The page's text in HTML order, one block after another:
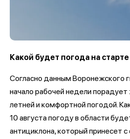
Какой будет погода на
Согласно данным Воронежского
начало рабочей недели
летней и комфортной погодой.
10 августа погоду в области
антициклона, который принесет